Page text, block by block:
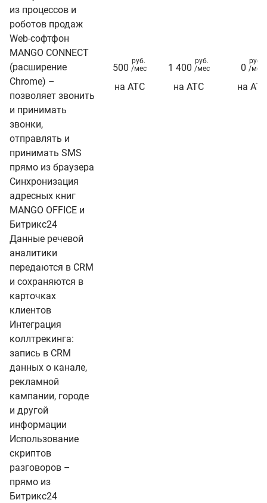
из процессов и
роботов продаж
Web-софтфон
MANGO CONNECT
(расширение
Chrome) –
позволяет звонить
и принимать
звонки,
отправлять и
принимать SMS
прямо из браузера
Синхронизация
адресных книг
MANGO OFFICE и
Битрикс24
Данные речевой
аналитики
передаются в CRM
и сохраняются в
карточках
клиентов
Интеграция
коллтрекинга:
запись в CRM
данных о канале,
рекламной
кампании, городе
и другой
информации
Использование
скриптов
разговоров –
прямо из
Битрикс24
500
руб.
/мес
на АТС
1 400
руб.
/мес
на АТС
0
руб.
/мес
на АТС